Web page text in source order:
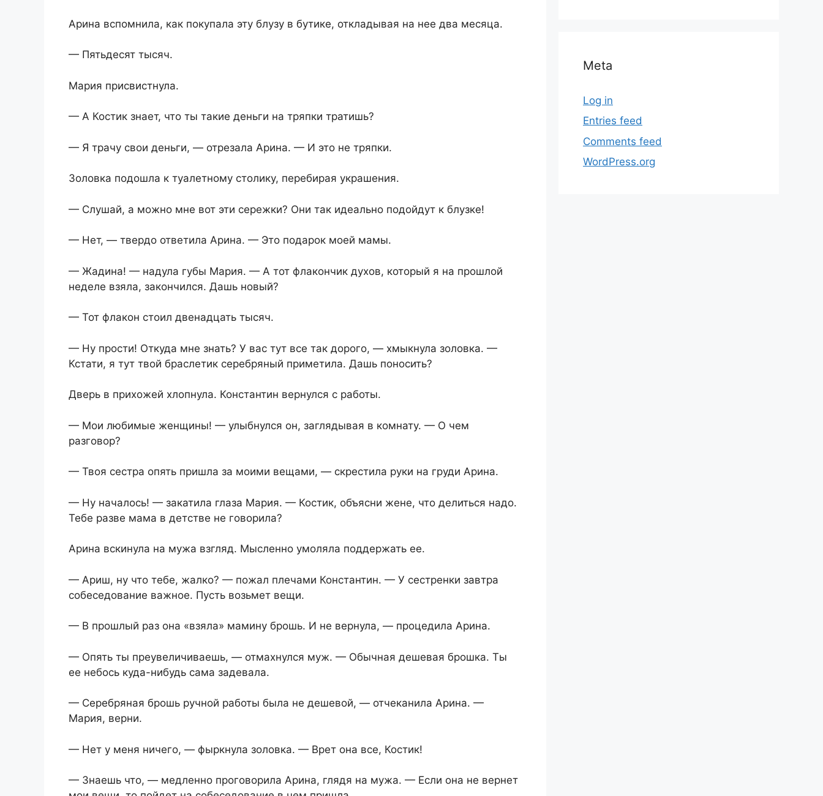
Арина вспомнила, как покупала эту блузу в бутике, откладывая на нее два месяца.
— Пятьдесят тысяч.
Мария присвистнула.
— А Костик знает, что ты такие деньги на тряпки тратишь?
— Я трачу свои деньги, — отрезала Арина. — И это не тряпки.
Золовка подошла к туалетному столику, перебирая украшения.
— Слушай, а можно мне вот эти сережки? Они так идеально подойдут к блузке!
— Нет, — твердо ответила Арина. — Это подарок моей мамы.
— Жадина! — надула губы Мария. — А тот флакончик духов, который я на прошлой
неделе взяла, закончился. Дашь новый?
— Тот флакон стоил двенадцать тысяч.
— Ну прости! Откуда мне знать? У вас тут все так дорого, — хмыкнула золовка. —
Кстати, я тут твой браслетик серебряный приметила. Дашь поносить?
Дверь в прихожей хлопнула. Константин вернулся с работы.
— Мои любимые женщины! — улыбнулся он, заглядывая в комнату. — О чем
разговор?
— Твоя сестра опять пришла за моими вещами, — скрестила руки на груди Арина.
— Ну началось! — закатила глаза Мария. — Костик, объясни жене, что делиться надо.
Тебе разве мама в детстве не говорила?
Арина вскинула на мужа взгляд. Мысленно умоляла поддержать ее.
— Ариш, ну что тебе, жалко? — пожал плечами Константин. — У сестренки завтра
собеседование важное. Пусть возьмет вещи.
— В прошлый раз она «взяла» мамину брошь. И не вернула, — процедила Арина.
— Опять ты преувеличиваешь, — отмахнулся муж. — Обычная дешевая брошка. Ты
ее небось куда-нибудь сама задевала.
— Серебряная брошь ручной работы была не дешевой, — отчеканила Арина. —
Мария, верни.
— Нет у меня ничего, — фыркнула золовка. — Врет она все, Костик!
— Знаешь что, — медленно проговорила Арина, глядя на мужа. — Если она не вернет
Meta
Log in
Entries feed
Comments feed
WordPress.org